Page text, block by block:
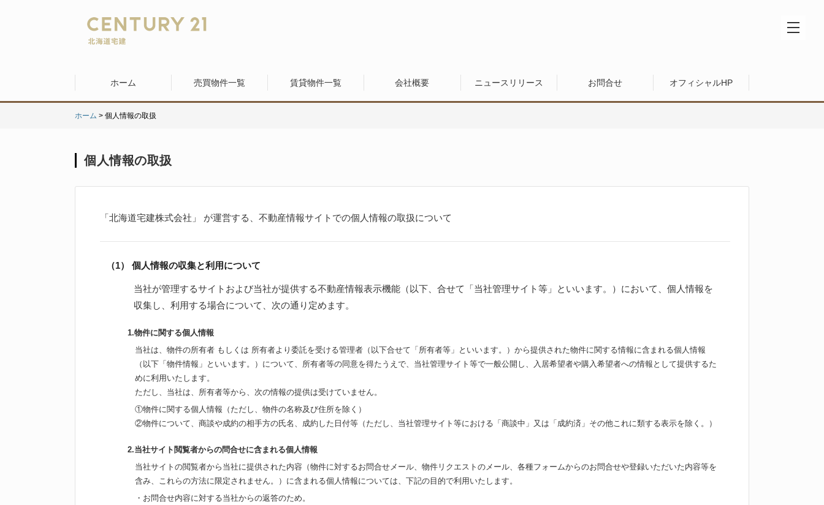
ホーム 売買物件一覧 賃貸物件一覧 会社概要 ニュースリリース お問合せ オフィシャルHP
ホーム > 個人情報の取扱
個人情報の取扱
「北海道宅建株式会社」 が運営する、不動産情報サイトでの個人情報の取扱について
（1） 個人情報の収集と利用について
当社が管理するサイトおよび当社が提供する不動産情報表示機能（以下、合せて「当社管理サイト等」といいます。）において、個人情報を
収集し、利用する場合について、次の通り定めます。
1.物件に関する個人情報
当社は、物件の所有者 もしくは 所有者より委託を受ける管理者（以下合せて「所有者等」といいます。）から提供された物件に関する情報に含まれる個人情報
（以下「物件情報」といいます。）について、所有者等の同意を得たうえで、当社管理サイト等で一般公開し、入居希望者や購入希望者への情報として提供するた
めに利用いたします。
ただし、当社は、所有者等から、次の情報の提供は受けていません。
①物件に関する個人情報（ただし、物件の名称及び住所を除く）
②物件について、商談や成約の相手方の氏名、成約した日付等（ただし、当社管理サイト等における「商談中」又は「成約済」その他これに類する表示を除く。）
2.当社サイト閲覧者からの問合せに含まれる個人情報
当社サイトの閲覧者から当社に提供された内容（物件に対するお問合せメール、物件リクエストのメール、各種フォームからのお問合せや登録いただいた内容等を
含み、これらの方法に限定されません。）に含まれる個人情報については、下記の目的で利用いたします。
・お問合せ内容に対する当社からの返答のため。